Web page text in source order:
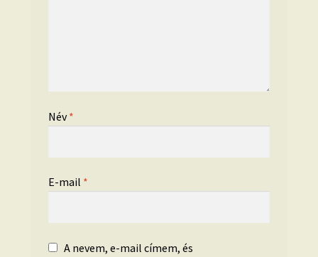
Név*
E-mail *
A nevem, e-mail címem, és